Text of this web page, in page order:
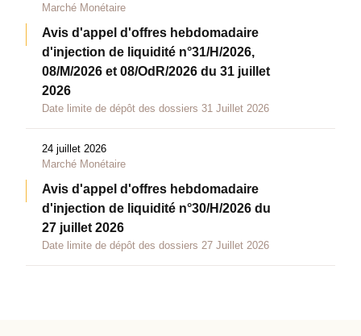
Marché Monétaire
Avis d'appel d'offres hebdomadaire
d'injection de liquidité n°31/H/2026,
08/M/2026 et 08/OdR/2026 du 31 juillet
2026
Date limite de dépôt des dossiers 31 Juillet 2026
24 juillet 2026
Marché Monétaire
Avis d'appel d'offres hebdomadaire
d'injection de liquidité n°30/H/2026 du
27 juillet 2026
Date limite de dépôt des dossiers 27 Juillet 2026